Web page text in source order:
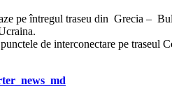
pe întregul traseu din Grecia –
de interconectare pe